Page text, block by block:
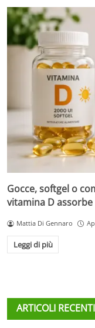
Gocce, softgel o
vitamina D
Mattia Di Gennaro
Leggi di più
ARTICOLI RECENTI